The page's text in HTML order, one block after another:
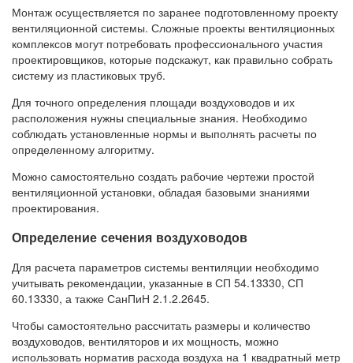
Монтаж осуществляется по заранее подготовленному проекту
вентиляционной системы. Сложные проекты вентиляционных
комплексов могут потребовать профессионального участия
проектировщиков, которые подскажут, как правильно собрать
систему из пластиковых труб.
Для точного определения площади воздуховодов и их
расположения нужны специальные знания. Необходимо
соблюдать установленные нормы и выполнять расчеты по
определенному алгоритму.
Можно самостоятельно создать рабочие чертежи простой
вентиляционной установки, обладая базовыми знаниями
проектирования.
Определение сечения воздуховодов
Для расчета параметров системы вентиляции необходимо
учитывать рекомендации, указанные в СП 54.13330, СП
60.13330, а также СанПиН 2.1.2.2645.
Чтобы самостоятельно рассчитать размеры и количество
воздуховодов, вентиляторов и их мощность, можно
использовать норматив расхода воздуха на 1 квадратный метр